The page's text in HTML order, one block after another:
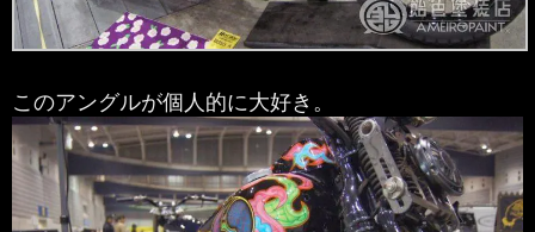
このアングルが個人的に大好き。